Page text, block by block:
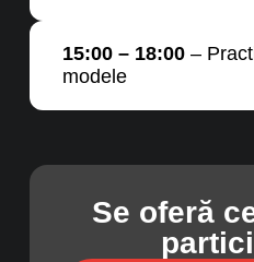
15:00 – 18:00–
modele
Se oferă